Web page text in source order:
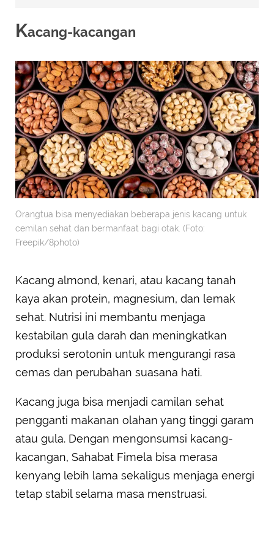
Kacang-kacangan
Orangtua bisa menyediakan beberapa jenis kacang untuk
cemilan sehat dan bermanfaat bagi otak. (Foto:
Freepik/8photo)
Kacang almond, kenari, atau kacang tanah
kaya akan protein, magnesium, dan lemak
sehat. Nutrisi ini membantu menjaga
kestabilan gula darah dan meningkatkan
produksi serotonin untuk mengurangi rasa
cemas dan perubahan suasana hati.
Kacang juga bisa menjadi camilan sehat
pengganti makanan olahan yang tinggi garam
atau gula. Dengan mengonsumsi kacang-
kacangan, Sahabat Fimela bisa merasa
kenyang lebih lama sekaligus menjaga energi
tetap stabil selama masa menstruasi.